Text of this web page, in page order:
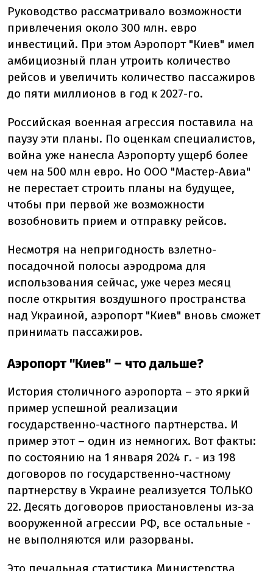
Руководство рассматривало возможности
привлечения около 300 млн. евро
инвестиций. При этом Аэропорт "Киев" имел
амбициозный план утроить количество
рейсов и увеличить количество пассажиров
до пяти миллионов в год к 2027-го.
Российская военная агрессия поставила на
паузу эти планы. По оценкам специалистов,
война уже нанесла Аэропорту ущерб более
чем на 500 млн евро. Но ООО "Мастер-Авиа"
не перестает строить планы на будущее,
чтобы при первой же возможности
возобновить прием и отправку рейсов.
Несмотря на непригодность взлетно-
посадочной полосы аэродрома для
использования сейчас, уже через месяц
после открытия воздушного пространства
над Украиной, аэропорт "Киев" вновь сможет
принимать пассажиров.
Аэропорт "Киев" – что дальше?
История столичного аэропорта – это яркий
пример успешной реализации
государственно-частного партнерства. И
пример этот – один из немногих. Вот факты:
по состоянию на 1 января 2024 г. - из 198
договоров по государственно-частному
партнерству в Украине реализуется ТОЛЬКО
22. Десять договоров приостановлены из-за
вооруженной агрессии РФ, все остальные -
не выполняются или разорваны.